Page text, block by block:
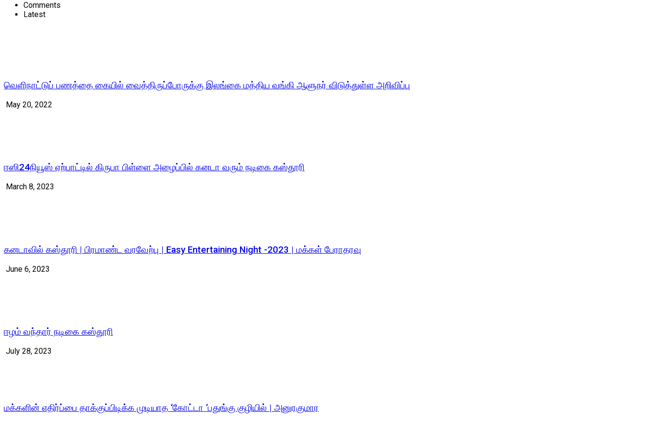
Comments
Latest
வெளிநாட்டுப் பணத்தை கையில் வைத்திருப்போருக்கு இலங்கை மத்திய வங்கி ஆளுநர் விடுத்துள்ள அறிவிப்பு
May 20, 2022
ஈஸி24நியூஸ் ஏற்பாட்டில் கிருபா பிள்ளை அழைப்பில் கனடா வரும் நடிகை கஸ்தூரி
March 8, 2023
கனடாவில் கஸ்தூரி | பிரமாண்ட வரவேற்பு | Easy Entertaining Night -2023 | மக்கள் பேராதரவு
June 6, 2023
ஈழம் வந்தார் நடிகை கஸ்தூரி
July 28, 2023
மக்களின் எதிர்ப்பை தாக்குப்பிடிக்க முடியாத ‘கோட்டா ‘பதுங்கு குழியில் | அனுரகுமார